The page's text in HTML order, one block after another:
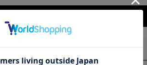
（1） スタッフレビュー（0）